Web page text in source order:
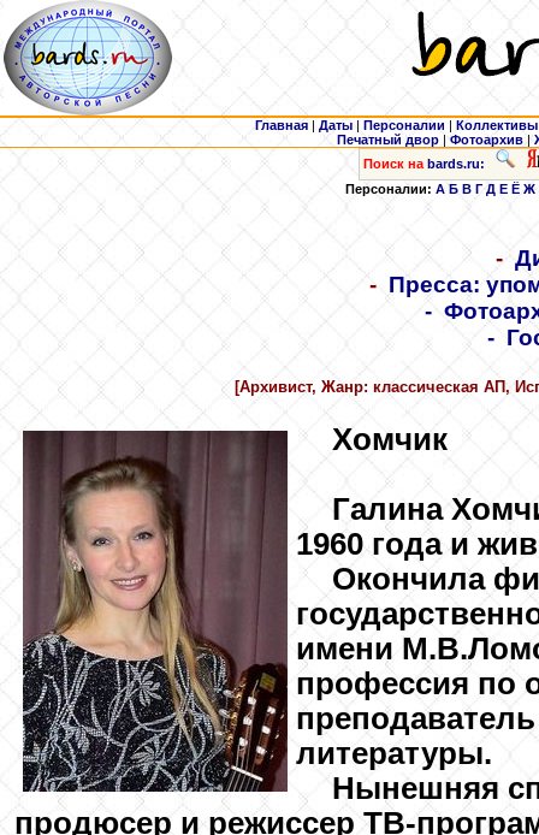
Главная | Даты | Персоналии | Коллективы
Печатный двор |Фотоархив |
Поиск на bards.ru:
Персоналии: А Б В Г Д Е Ё Ж
-
- Пресса:
-
-
[Архивист, Жанр: классическая АП,
Хомчик
Галина
1960 года и
Окончила
имени
профессия по
литературы.
Нынешняя
продюсер и режиссер ТВ-